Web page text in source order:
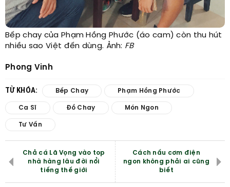
Bếp chay của Phạm Hồng Phước (áo cam) còn thu hút
nhiều sao Việt đến dùng. Ảnh: FB
Phong Vinh
TỪ KHÓA: Bếp Chay Phạm Hồng Phước
Ca Sĩ Đồ Chay Món Ngon
Tư Vấn
Chả cá Lã Vọng vào top
nhà hàng lâu đời nổi
tiếng thế giới
Cách nấu cơm điện
ngon không phải ai cũng
biết